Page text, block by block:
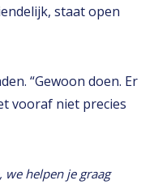
staat open
“Gewoon doen. Er
vooraf niet precies
helpen je graag